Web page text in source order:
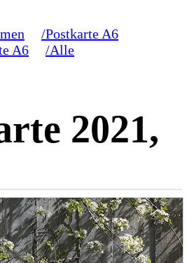
/Postkarte A6
A6 /Alle
2021,